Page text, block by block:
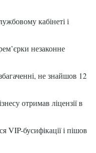
кабінеті і
незаконне
не знайшов 12
отримав ліцензії в
VIP-бусифікації і пішов